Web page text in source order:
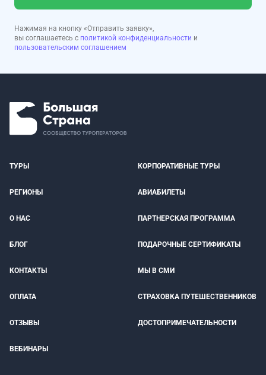
Нажимая на кнопку «Отправить заявку»,
вы соглашаетесь с политикой конфиденциальности и
пользовательским соглашением
ТУРЫ КОРПОРАТИВНЫЕ ТУРЫ
РЕГИОНЫ АВИАБИЛЕТЫ
О НАС ПАРТНЕРСКАЯ ПРОГРАММА
БЛОГ ПОДАРОЧНЫЕ СЕРТИФИКАТЫ
КОНТАКТЫ МЫ В СМИ
ОПЛАТА СТРАХОВКА ПУТЕШЕСТВЕННИКОВ
ОТЗЫВЫ ДОСТОПРИМЕЧАТЕЛЬНОСТИ
ВЕБИНАРЫ